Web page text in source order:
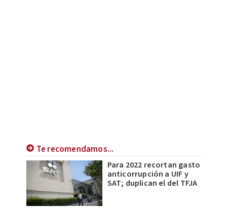
Te recomendamos...
Para 2022 recortan gasto
anticorrupción a UIF y
SAT; duplican el del TFJA